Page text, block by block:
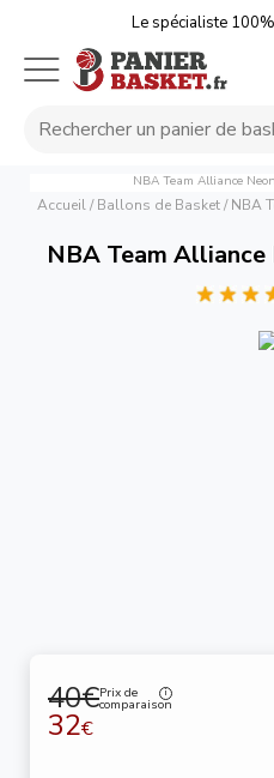
Le spécialiste
NBA Team Alliance
Accueil/ Ballons de Basket/ NBA
NBA Team
40€Prix de
comparaison
32€